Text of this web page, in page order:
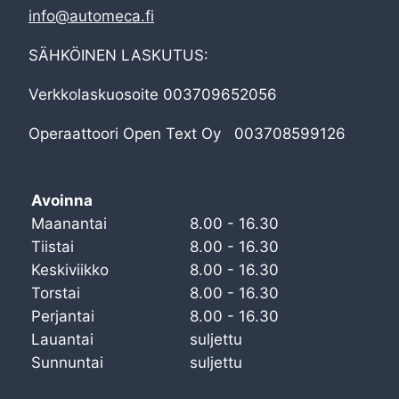
info@automeca.fi
SÄHKÖINEN LASKUTUS:
Verkkolaskuosoite 003709652056
Operaattoori Open Text Oy 003708599126
Avoinna
Maanantai
8.00 - 16.30
Tiistai
8.00 - 16.30
Keskiviikko
8.00 - 16.30
Torstai
8.00 - 16.30
Perjantai
8.00 - 16.30
Lauantai
suljettu
Sunnuntai
suljettu